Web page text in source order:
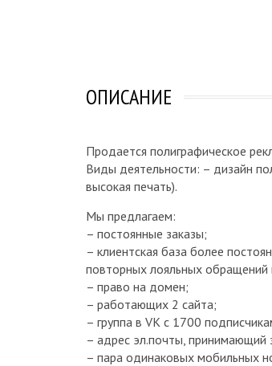
ОПИСАНИЕ
Продается полиграфическое
Виды деятельности: – дизайн
высокая печать).
Мы предлагаем:
– постоянные заказы;
– клиентская база более
повторных лояльных обращений
– право на домен;
– работающих 2 сайта;
– группа в VK с 1700
– адрес эл.почты, принимающий
– пара одинаковых мобильных